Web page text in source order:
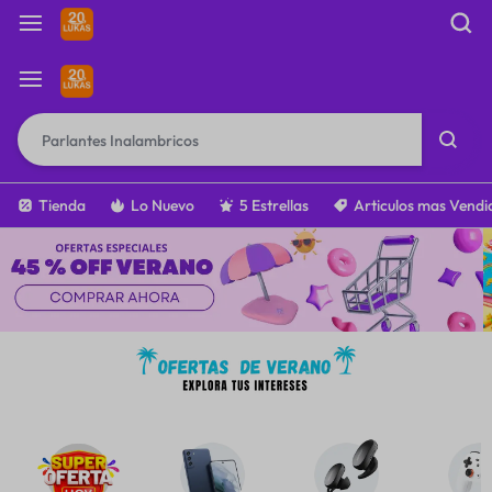
Tienda Lo Nuevo 5 Estrellas Articulos mas